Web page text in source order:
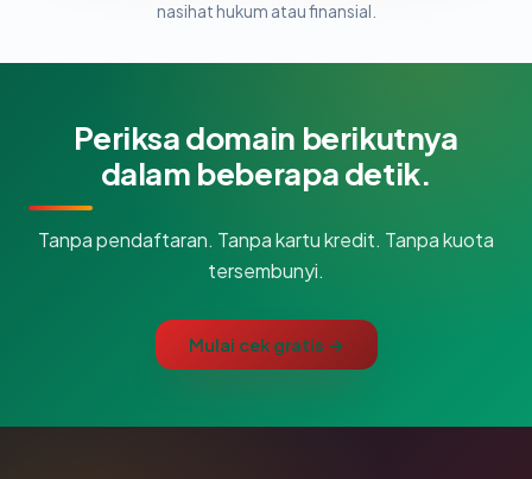
nasihat hukum atau finansial.
Periksa domain berikutnya
dalam beberapa detik.
Tanpa pendaftaran. Tanpa kartu kredit. Tanpa kuota
tersembunyi.
Mulai cek gratis →